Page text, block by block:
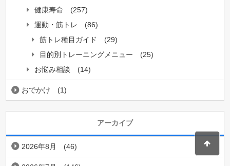
健康寿命
(257)
運動・筋トレ
(86)
筋トレ種目ガイド
(29)
目的別トレーニングメニュー
(25)
お悩み相談
(14)
おでかけ (1)
アーカイブ
2026年8月 (46)